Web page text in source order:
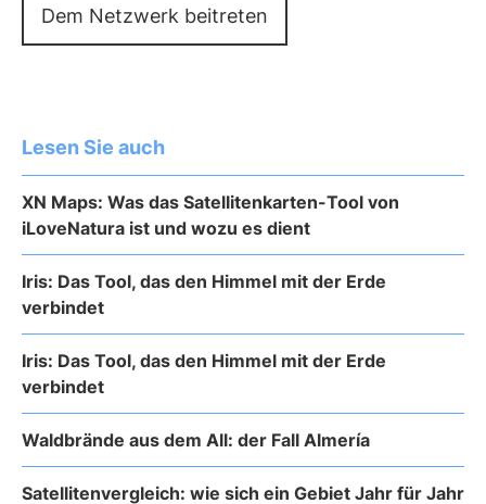
Dem Netzwerk beitreten
Lesen Sie auch
XN Maps: Was das Satellitenkarten-Tool von
iLoveNatura ist und wozu es dient
Iris: Das Tool, das den Himmel mit der Erde
verbindet
Iris: Das Tool, das den Himmel mit der Erde
verbindet
Waldbrände aus dem All: der Fall Almería
Satellitenvergleich: wie sich ein Gebiet Jahr für Jahr